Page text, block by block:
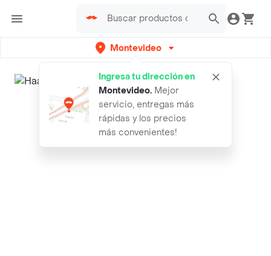
Montevideo
Ingresa tu dirección en
Montevideo. Mejor
servicio, entregas más
rápidas y los precios
más convenientes!